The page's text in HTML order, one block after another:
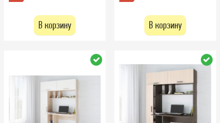
В корзину В корзину